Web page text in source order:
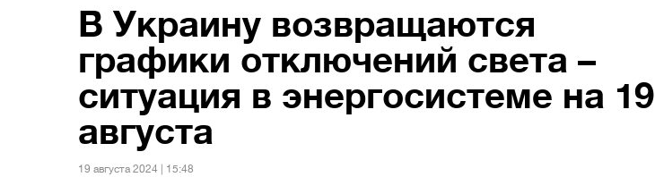
В Украину возвращаются
графики отключений света –
ситуация в энергосистеме на 19
августа
19 августа 2024 | 15:48